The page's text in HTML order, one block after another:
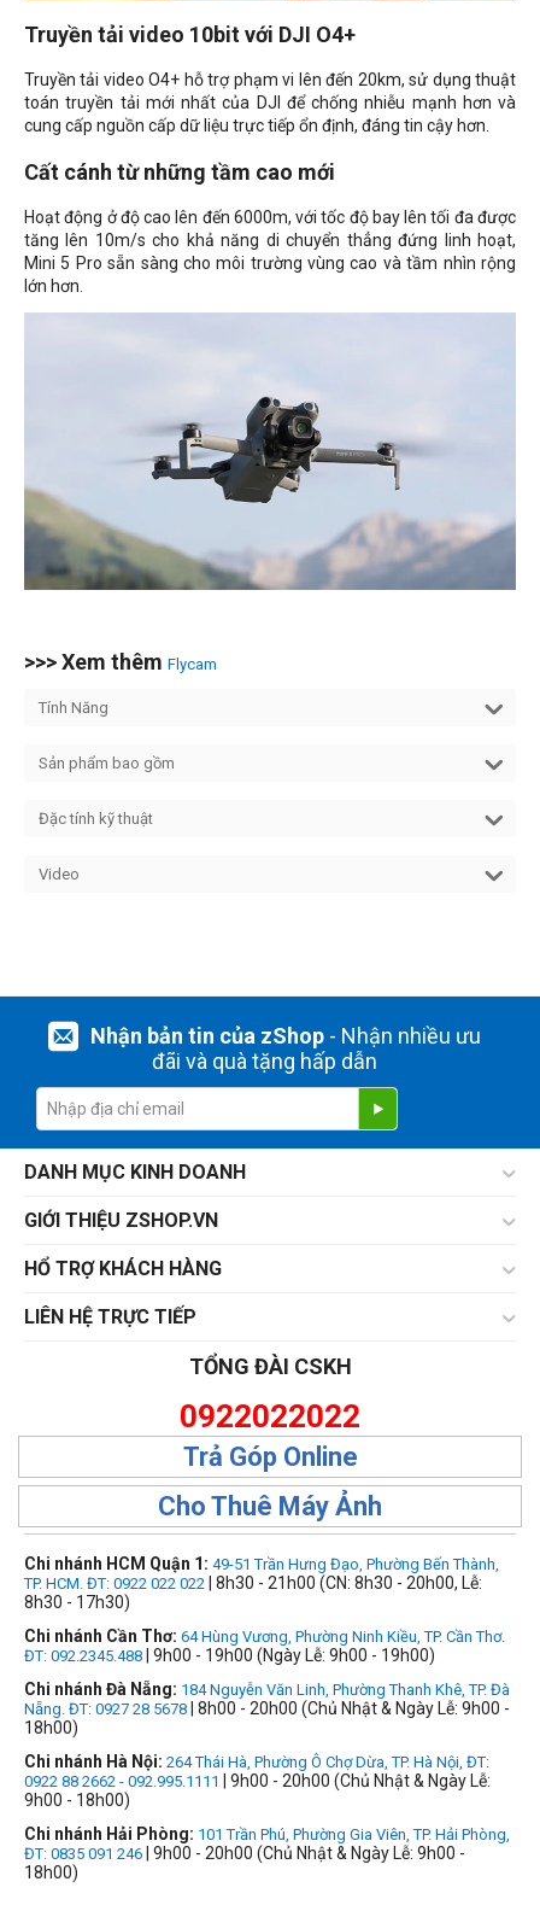
Truyền tải video 10bit với DJI O4+
Truyền tải video O4+ hỗ trợ phạm vi lên đến 20km, sử dụng thuật
toán truyền tải mới nhất của DJI để chống nhiễu mạnh hơn và
cung cấp nguồn cấp dữ liệu trực tiếp ổn định, đáng tin cậy hơn.
Cất cánh từ những tầm cao mới
Hoạt động ở độ cao lên đến 6000m, với tốc độ bay lên tối đa được
tăng lên 10m/s cho khả năng di chuyển thẳng đứng linh hoạt,
Mini 5 Pro sẵn sàng cho môi trường vùng cao và tầm nhìn rộng
lớn hơn.
>>> Xem thêm Flycam
Tính Năng
Sản phẩm bao gồm
Đặc tính kỹ thuật
Video
Nhận bản tin của zShop- Nhận nhiều ưu
đãi và quà tặng hấp dẫn
DANH MỤC KINH DOANH
GIỚI THIỆU ZSHOP.VN
HỔ TRỢ KHÁCH HÀNG
LIÊN HỆ TRỰC TIẾP
TỔNG ĐÀI CSKH
0922022022
Trả Góp Online
Cho Thuê Máy Ảnh
Chi nhánh HCM Quận 1: 49-51 Trần Hưng Đạo, Phường Bến Thành,
TP. HCM. ĐT: 0922 022 022 | 8h30 - 21h00 (CN: 8h30 - 20h00, Lễ:
8h30 - 17h30)
Chi nhánh Cần Thơ: 64 Hùng Vương, Phường Ninh Kiều, TP. Cần Thơ.
ĐT: 092.2345.488 | 9h00 - 19h00 (Ngày Lễ: 9h00 - 19h00)
Chi nhánh Đà Nẵng: 184 Nguyễn Văn Linh, Phường Thanh Khê, TP. Đà
Nẵng. ĐT: 0927 28 5678 | 8h00 - 20h00 (Chủ Nhật & Ngày Lễ: 9h00 -
18h00)
Chi nhánh Hà Nội: 264 Thái Hà, Phường Ô Chợ Dừa, TP. Hà Nội, ĐT:
0922 88 2662 - 092.995.1111
| 9h00 - 20h00 (Chủ Nhật & Ngày Lễ:
9h00 - 18h00)
Chi nhánh Hải Phòng: 101 Trần Phú, Phường Gia Viên, TP. Hải Phòng,
ĐT: 0835 091 246 | 9h00 - 20h00 (Chủ Nhật & Ngày Lễ: 9h00 -
18h00)